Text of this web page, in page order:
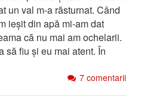
un val m-a răsturnat. Când
ieșit din apă mi-am dat
că nu mai am ochelarii.
să fiu și eu mai atent. În
7 comentarii